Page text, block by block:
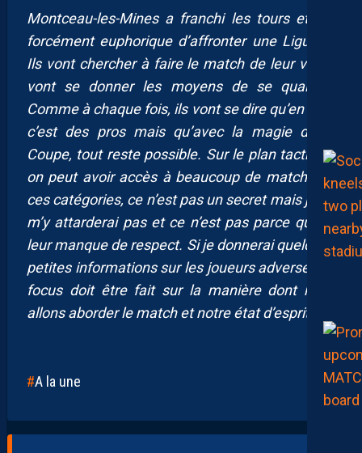
Montceau-les-Mines a franchi les tours et est
forcément euphorique d’affronter une Ligue 2.
Ils vont chercher à faire le match de leur vie et
vont se donner les moyens de se qualifier.
Comme à chaque fois, ils vont se dire qu’en face
c’est des pros mais qu’avec la magie de la
Coupe, tout reste possible. Sur le plan tactique,
on peut avoir accès à beaucoup de matchs de
ces catégories, ce n’est pas un secret mais je ne
m’y attarderai pas et ce n’est pas parce que je
leur manque de respect. Si je donnerai quelques
petites informations sur les joueurs adverses, le
focus doit être fait sur la manière dont nous
allons aborder le match et notre état d’esprit.
A la une